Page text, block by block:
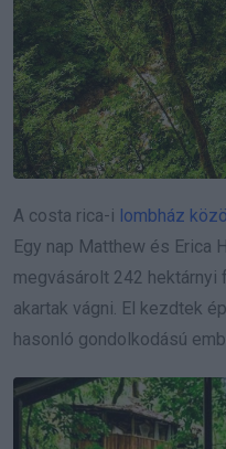
A costa rica-i lombház
Egy nap Matthew és Erica
megvásárolt 242
akartak vágni. El kezdtek
hasonló gondolkodású